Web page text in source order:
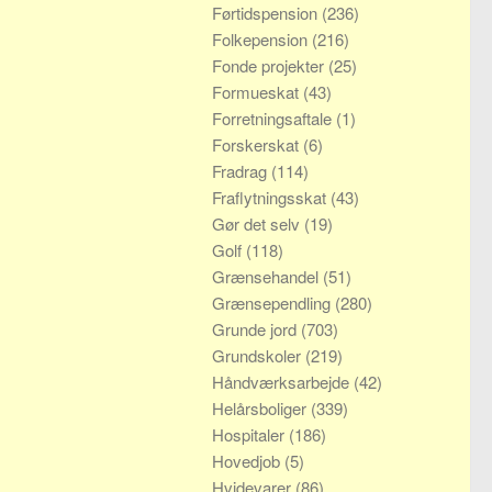
Førtidspension (236)
Folkepension (216)
Fonde projekter (25)
Formueskat (43)
Forretningsaftale (1)
Forskerskat (6)
Fradrag (114)
Fraflytningsskat (43)
Gør det selv (19)
Golf (118)
Grænsehandel (51)
Grænsependling (280)
Grunde jord (703)
Grundskoler (219)
Håndværksarbejde (42)
Helårsboliger (339)
Hospitaler (186)
Hovedjob (5)
Hvidevarer (86)